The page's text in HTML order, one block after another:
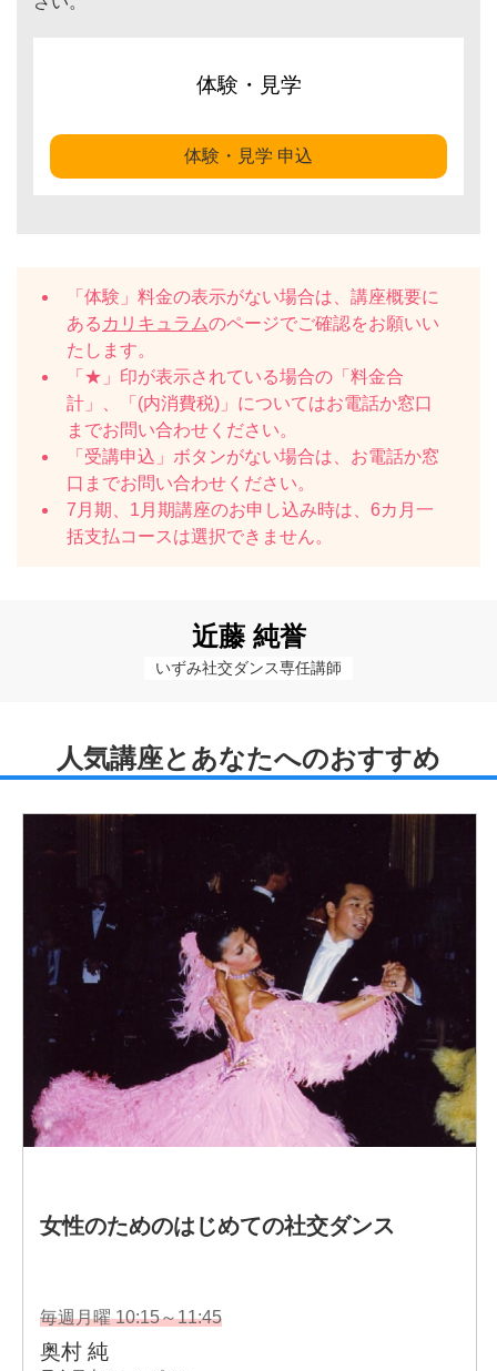
体験・見学
体験・見学 申込
「体験」料金の表示がない場合は、講座概要に
ある カリキュラムのページでご確認をお願いい
たします。
「★」印が表示されている場合の「料金合
計」、「(内消費税)」についてはお電話か窓口
までお問い合わせください。
「受講申込」ボタンがない場合は、お電話か窓
口までお問い合わせください。
7月期、1月期講座のお申し込み時は、6カ月一
括支払コースは選択できません。
近藤 純誉
いずみ社交ダンス専任講師